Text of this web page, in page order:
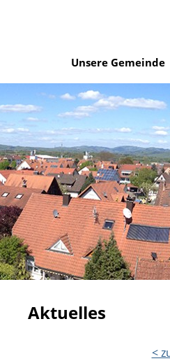
Unsere Gemeinde
Aktuelles
<